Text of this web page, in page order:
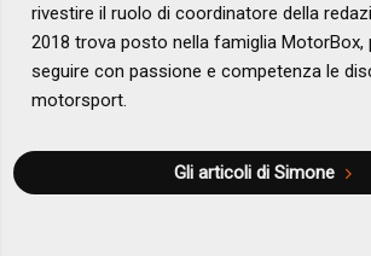
rivestire il ruolo di coordinatore della
2018 trova posto nella famiglia MotorBox,
seguire con passione e competenza le
motorsport.
Gli articoli di Simone